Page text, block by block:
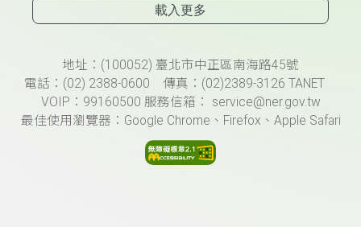
載入更多
頁尾資訊地址：(100052) 臺北市中正區南海路45號
電話：(02) 2388-0600 傳真：(02)2389-3126 TANET
VOIP：99160500 服務信箱： service@ner.gov.tw
最佳使用瀏覽器：Google Chrome、Firefox、Apple Safari